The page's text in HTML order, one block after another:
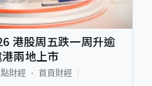
港股周五跌一周升逾
滬港兩地上市
財經 首頁財經